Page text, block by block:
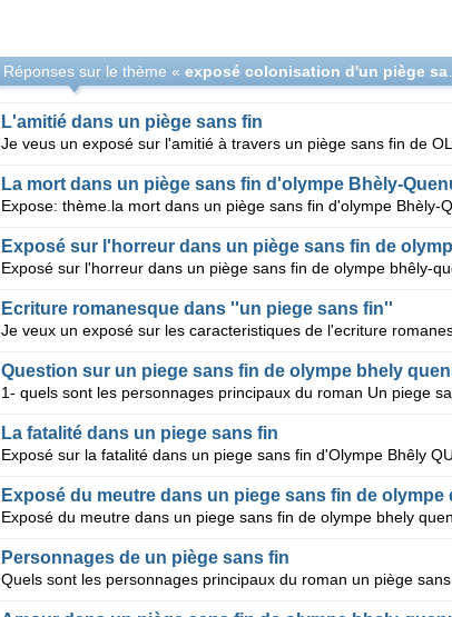
Réponses sur le thème « exposé
L'amitié dans un piège sans fin
La mort dans un piège sans fin d'olympe Bhèly-
Expose: thème.la mort dans un piège sans fin d'olympe Bhèly-
Ecriture romanesque dans ''un piege sans fin''
Question sur un piege sans fin de olympe bhely
La fatalité dans un piege sans fin
Exposé sur la fatalité dans un piege sans fin d'Olympe Bhêly
Exposé du meutre dans un piege sans fin de olympe
Exposé du meutre dans un piege sans fin de olympe bhely
Personnages de un piège sans fin